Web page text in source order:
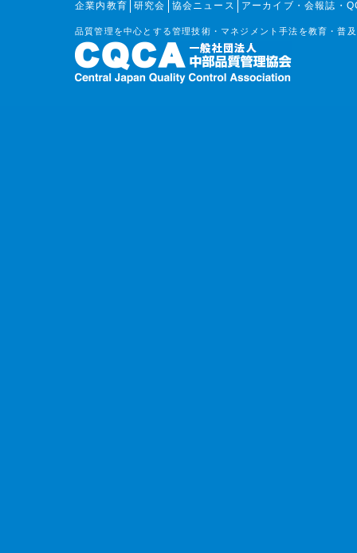
企業内教育
研究会 協会ニュース アーカイブ・会報誌・
品質管理を中心とする管理技術・マネジメント手法を教育・普